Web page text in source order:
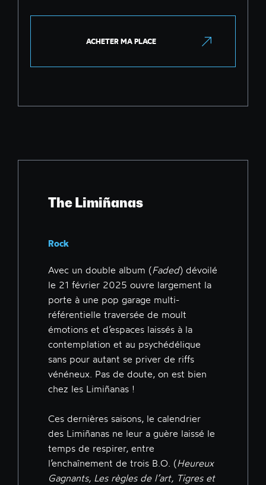
ACHETER MA PLACE
The Limiñanas
Rock
Avec un double album (Faded) dévoilé
le 21 février 2025 ouvre largement la
porte à une pop garage multi-
référentielle traversée de moult
émotions et d’espaces laissés à la
contemplation et au psychédélique
sans pour autant se priver de riffs
vénéneux. Pas de doute, on est bien
chez les Limiñanas !
Ces dernières saisons, le calendrier
des Limiñanas ne leur a guère laissé le
temps de respirer, entre
l’enchaînement de trois B.O. (Heureux
Gagnants, Les règles de l’art, Tigres et